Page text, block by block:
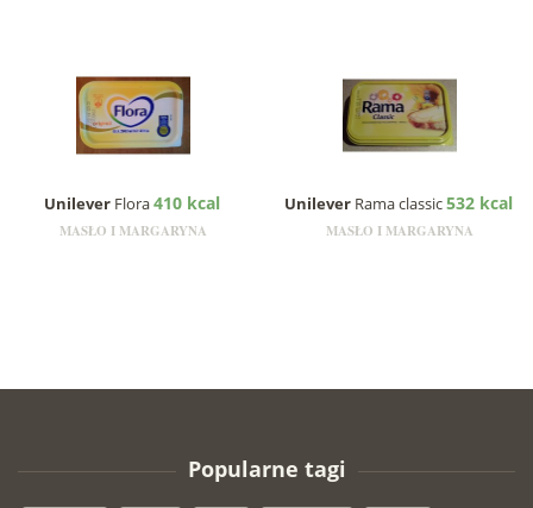
UnileverFlora410 kcal
MASŁO I MARGARYNA
UnileverRama classic532 kcal
MASŁO I MARGARYNA
Popularne tagi